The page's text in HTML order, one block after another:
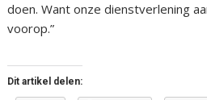
doen. Want onze dienstverlening
voorop.”
Dit artikel delen: